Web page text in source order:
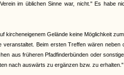
im üblichen Sinne war, nicht." Es habe
Gelände keine Möglichkeit
Beim ersten Treffen wären
aus früheren Pfadfinderbünden oder
nach auswärts zu ergänzen bzw. zu erhalten."